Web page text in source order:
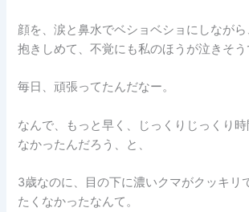
顔を、涙と鼻水でベショベショにしなが
抱きしめて、不覚にも私のほうが泣きそう
毎日、頑張ってたんだなー。
なんで、もっと早く、じっくりじっくり
なかったんだろう、と、
3歳なのに、目の下に濃いクマがクッキリ
たくなかったなんて。